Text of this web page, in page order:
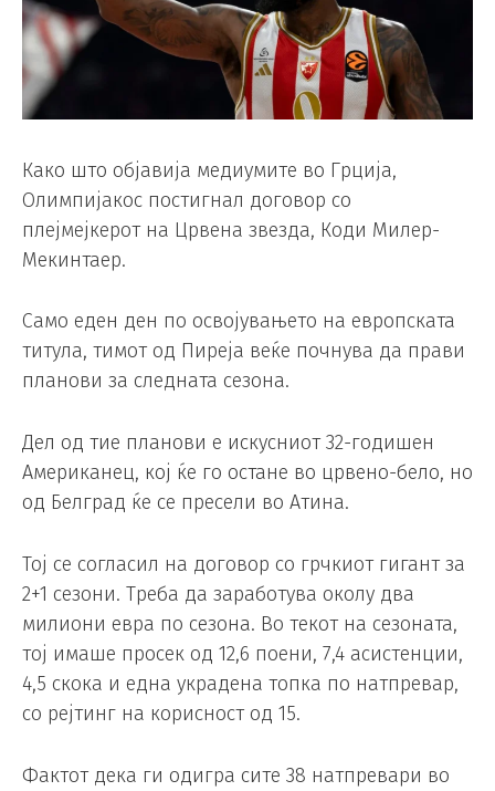
Како што објавија медиумите во Грција,
Олимпијакос постигнал договор со
плејмејкерот на Црвена звезда, Коди Милер-
Мекинтаер.
Само еден ден по освојувањето на европската
титула, тимот од Пиреја веќе почнува да прави
планови за следната сезона.
Дел од тие планови е искусниот 32-годишен
Американец, кој ќе го остане во црвено-бело, но
од Белград ќе се пресели во Атина.
Тој се согласил на договор со грчкиот гигант за
2+1 сезони. Треба да заработува околу два
милиони евра по сезона. Во текот на сезоната,
тој имаше просек од 12,6 поени, 7,4 асистенции,
4,5 скока и една украдена топка по натпревар,
со рејтинг на корисност од 15.
Фактот дека ги одигра сите 38 натпревари во